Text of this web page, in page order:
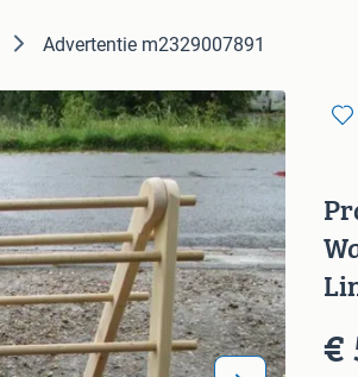
Advertentie m2329007891
€